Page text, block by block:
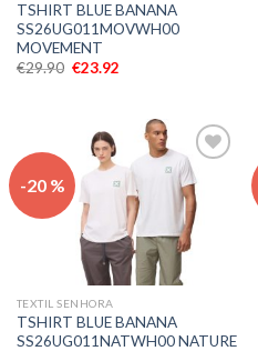
TSHIRT BLUE BANANA
SS26UG011MOVWH00
MOVEMENT
€29.90 €23.92
-20 %
Adicionar
aos meus
desejos
TEXTIL SENHORA
TSHIRT BLUE BANANA
SS26UG011NATWH00 NATURE